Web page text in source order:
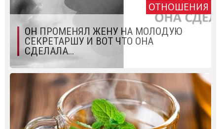
ОТНОШЕНИЯ
ОН ПРОМЕНЯЛ ЖЕНУ НА МОЛОДУЮ
СЕКРЕТАРШУ И ВОТ ЧТО ОНА
СДЕЛАЛА...